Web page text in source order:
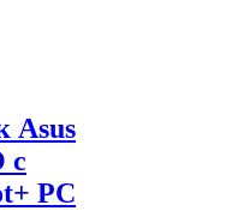
Asus
с
PC